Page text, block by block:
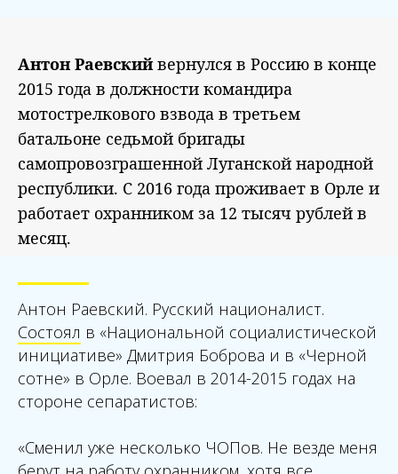
Антон Раевскийвернулся в Россию в конце
2015 года в должности командира
мотострелкового взвода в третьем
батальоне седьмой бригады
самопровозграшенной Луганской народной
республики. С 2016 года проживает в Орле и
работает охранником за 12 тысяч рублей в
месяц.
Антон Раевский. Русский националист.
Состоял в «Национальной социалистической
инициативе» Дмитрия Боброва и в «Черной
сотне» в Орле. Воевал в 2014-2015 годах на
стороне сепаратистов:
«Сменил уже несколько ЧОПов. Не везде меня